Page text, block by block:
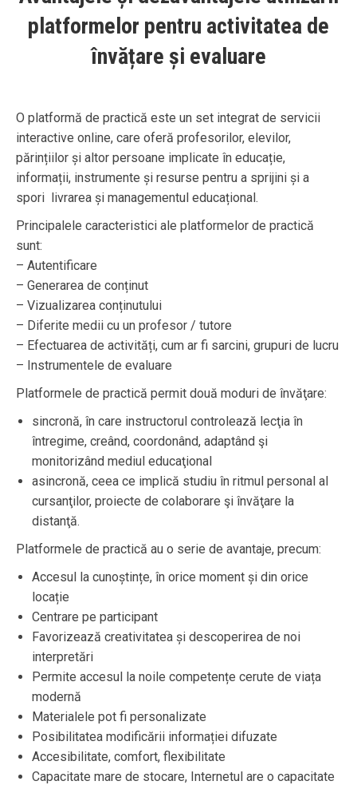
platformelor pentru activitatea de
învățare și evaluare
O platformă de practică este un set integrat de servicii
interactive online, care oferă profesorilor, elevilor,
părințiilor și altor persoane implicate în educație,
informații, instrumente și resurse pentru a sprijini și a
spori livrarea și managementul educațional.
Principalele caracteristici ale platformelor de practică
sunt:
– Autentificare
– Generarea de conținut
– Vizualizarea conținutului
– Diferite medii cu un profesor / tutore
– Efectuarea de activități, cum ar fi sarcini, grupuri de lucru
– Instrumentele de evaluare
Platformele de practică permit două moduri de învăţare:
sincronă, în care instructorul controlează lecţia în
întregime, creând, coordonând, adaptând şi
monitorizând mediul educaţional
asincronă, ceea ce implică studiu în ritmul personal al
cursanţilor, proiecte de colaborare şi învăţare la
distanţă.
Platformele de practică au o serie de avantaje, precum:
Accesul la cunoștințe, în orice moment și din orice
locație
Centrare pe participant
Favorizează creativitatea și descoperirea de noi
interpretări
Permite accesul la noile competențe cerute de viața
modernă
Materialele pot fi personalizate
Posibilitatea modificării informației difuzate
Accesibilitate, comfort, flexibilitate
Capacitate mare de stocare, Internetul are o capacitate